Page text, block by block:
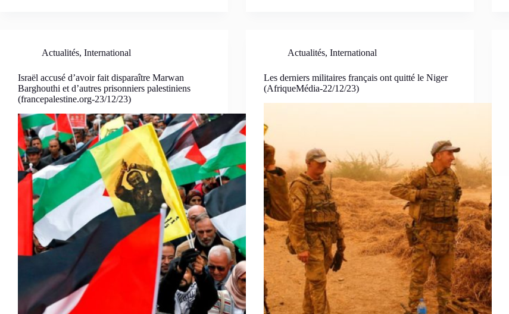
Actualités, International
Israël accusé d’avoir fait disparaître Marwan
Barghouthi et d’autres prisonniers palestiniens
(francepalestine.org-23/12/23)
Actualités,International
Les derniers militaires français ont quitté le Niger
(AfriqueMédia-22/12/23)